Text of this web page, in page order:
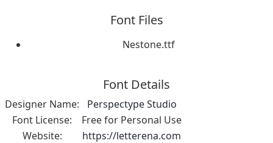
Font Files
Nestone.ttf
Font Details
Designer Name:
Perspectype Studio
Font License:
Free for Personal Use
Website:
https://letterena.com